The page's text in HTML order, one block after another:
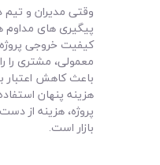
وقتی مدیران و
پیگیری های مداوم
کیفیت خروجی
معمولی، مشتری را
باعث کاهش
هزینه پنهان
پروژه، هزینه از
بازار است.